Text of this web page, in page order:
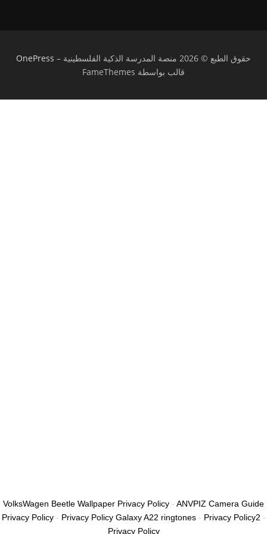
حقوق الطبع © 2026 منصة المدرسة الذكية الفلسطينية –
OnePress
قالب بواسطة FameThemes
VolksWagen Beetle Wallpaper Privacy Policy - ANVPIZ Camera Guide
Privacy Policy- Privacy Policy Galaxy A22 ringtones- Privacy Policy2 -
Privacy Policy